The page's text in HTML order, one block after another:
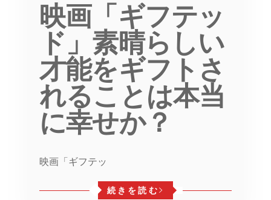
映画「ギフテッ
ド」素晴らしい
才能をギフトさ
れることは本当
に幸せか？
映画「ギフテッ
続きを読む